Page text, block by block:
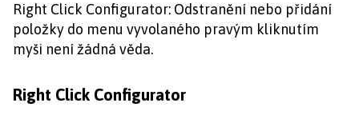
Right Click Configurator: Odstranění nebo přidání
položky do menu vyvolaného pravým kliknutím
myši není žádná věda.
Right Click Configurator